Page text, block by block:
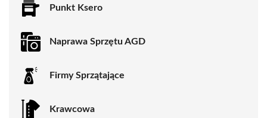
Punkt Ksero
Naprawa Sprzętu AGD
Firmy Sprzątające
Krawcowa